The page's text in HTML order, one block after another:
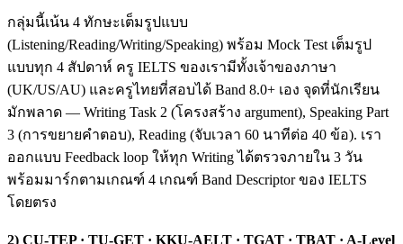
กลุ่มนี้เน้น 4 ทักษะเต็มรูปแบบ
(Listening/Reading/Writing/Speaking) พร้อม Mock Test เต็มรูป
แบบทุก 4 สัปดาห์ ครู IELTS ของเรามีทั้งเจ้าของภาษา
(UK/US/AU) และครูไทยที่สอบได้ Band 8.0+ เอง จุดที่นักเรียน
มักพลาด — Writing Task 2 (โครงสร้าง argument), Speaking Part
3 (การขยายคำตอบ), Reading (จับเวลา 60 นาทีต่อ 40 ข้อ). เรา
ออกแบบ Feedback loop ให้ทุก Writing ได้ตรวจภายใน 3 วัน
พร้อมมาร์กตามเกณฑ์ 4 เกณฑ์ Band Descriptor ของ IELTS
โดยตรง
2) CU-TEP · TU-GET · KKU-AELT · TGAT · TBAT · A-Level